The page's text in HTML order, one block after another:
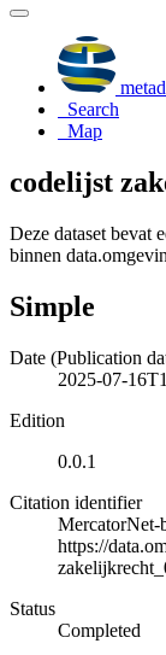
Search
Map
codelijst
Deze dataset bevat
binnen
Simple
Date (Publication
2025-07-
Edition
0.0.1
Citation identifier
MercatorNet-
https://
Status
Completed